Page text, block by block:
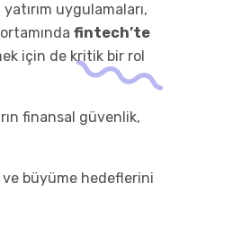
uygulamaları,
fintech’te
için de kritik bir rol
finansal güvenlik,
büyüme hedeflerini